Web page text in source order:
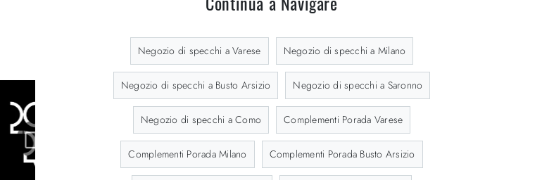
Negozio di specchi a Varese Negozio di specchi a Milano
Negozio di specchi a Busto Arsizio Negozio di specchi a Saronno
Negozio di specchi a Como Complementi Porada Varese
Complementi Porada Milano Complementi Porada Busto Arsizio